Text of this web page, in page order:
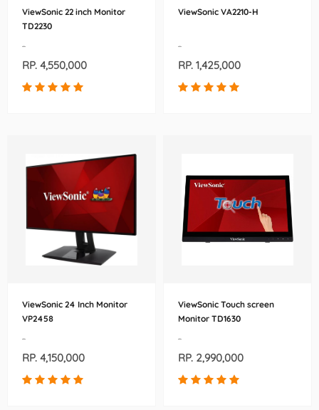
ViewSonic 22 inch Monitor
TD2230
-
RP. 4,550,000
ViewSonic VA2210-H
-
RP. 1,425,000
ViewSonic 24 Inch Monitor
VP2458
-
RP. 4,150,000
ViewSonic Touch screen
Monitor TD1630
-
RP. 2,990,000